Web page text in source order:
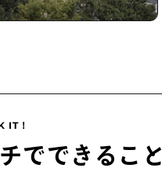
チでできること